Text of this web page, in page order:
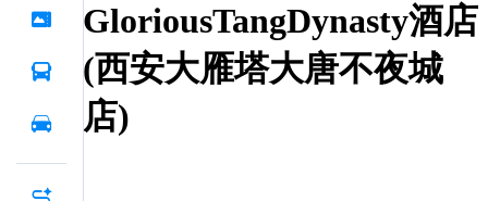
GloriousTangDynasty酒店
(西安大雁塔大唐不夜城
店)